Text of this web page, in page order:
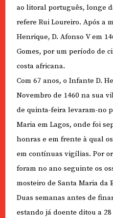
ao litoral português, longe
refere Rui Loureiro. Após a
Henrique, D. Afonso V em
Gomes, por um período de
costa africana.
Com 67 anos, o Infante D.
Novembro de 1460 na sua
de quinta-feira levaram-no
Maria em Lagos, onde foi
honras e em frente à qual
em contínuas vigílias. Por
foram no ano seguinte os
mosteiro de Santa Maria da
Duas semanas antes de
estando já doente ditou a